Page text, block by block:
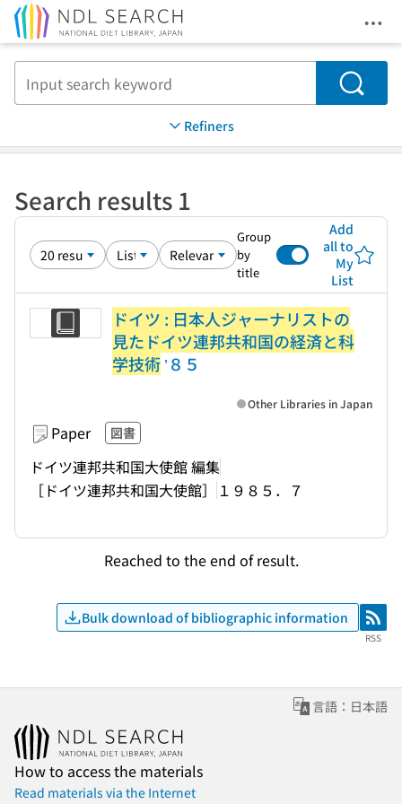
Search
Refiners
Search results 1
Group
by
title
Add
all to
My
List
ドイツ : 日本人ジャーナリストの
見たドイツ連邦共和国の経済と科
学技術’８５
Paper 図書
ドイツ連邦共和国大使館 編集
［ドイツ連邦共和国大使館］
１９８５．７
Other Libraries in Japan
Reached to the end of result.
Bulk download of bibliographic information RSS
RSS
言語：日本語
How to access the materials
Read materials via the Internet